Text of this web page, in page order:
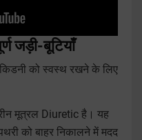
जड़ी-बूटियाँ
को स्वस्थ रखने के लिए
मूत्रल Diuretic है। यह
को बाहर निकालने में मदद